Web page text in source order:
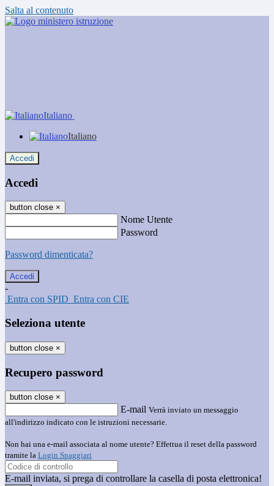
Salta al contenuto
Italiano
Italiano
Accedi
Accedi
button close ×
Nome Utente
Password
Password dimenticata?
-
Entra con SPID Entra con CIE
Seleziona utente
button close ×
Recupero password
button close ×
E-mail Verrà inviato un messaggio
all'indirizzo indicato con le istruzioni necessarie.
Non hai una e-mail associata al nome utente? Effettua il reset della password
tramite la Login Spaggiari
E-mail inviata, si prega di controllare la casella di posta elettronica!